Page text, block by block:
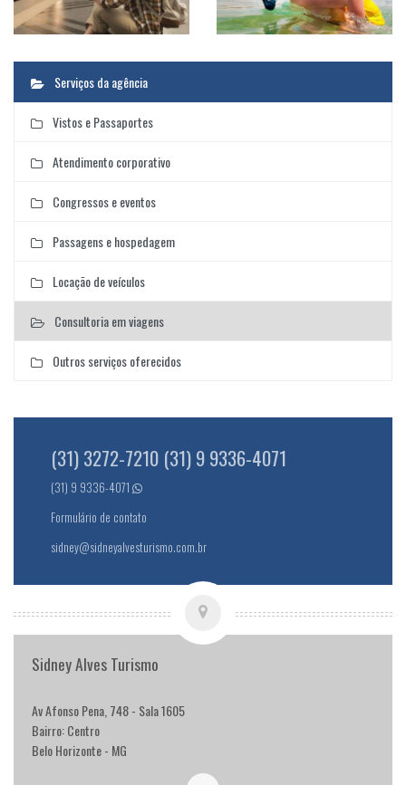
Serviços da agência
Vistos e Passaportes
Atendimento corporativo
Congressos e eventos
Passagens e hospedagem
Locação de veículos
Consultoria em viagens
Outros serviços oferecidos
(31) 3272-7210 (31) 9 9336-4071
(31) 9 9336-4071
Formulário de contato
sidney@sidneyalvesturismo.com.br
Sidney Alves Turismo
Av Afonso Pena, 748 - Sala 1605
Bairro: Centro
Belo Horizonte - MG